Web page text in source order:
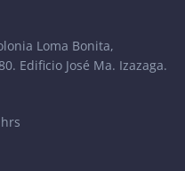
Loma Bonita,
Edificio José Ma. Izazaga.